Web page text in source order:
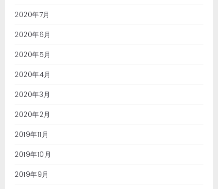
2020年7月
2020年6月
2020年5月
2020年4月
2020年3月
2020年2月
2019年11月
2019年10月
2019年9月